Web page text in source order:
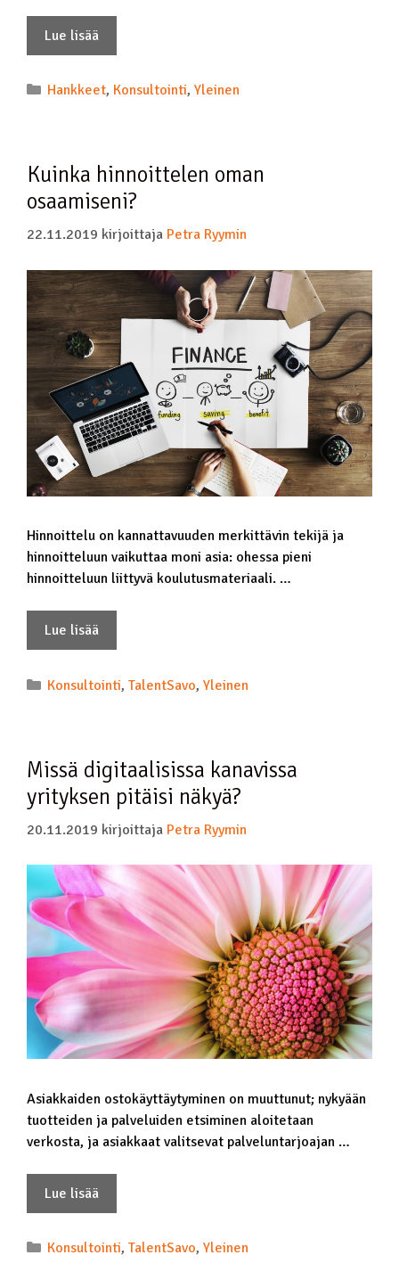
Lue lisää
Hankkeet, Konsultointi, Yleinen
Kuinka hinnoittelen oman
osaamiseni?
22.11.2019 kirjoittaja Petra Ryymin
Hinnoittelu on kannattavuuden merkittävin tekijä ja
hinnoitteluun vaikuttaa moni asia: ohessa pieni
hinnoitteluun liittyvä koulutusmateriaali. …
Lue lisää
Konsultointi, TalentSavo, Yleinen
Missä digitaalisissa kanavissa
yrityksen pitäisi näkyä?
20.11.2019 kirjoittaja Petra Ryymin
Asiakkaiden ostokäyttäytyminen on muuttunut; nykyään
tuotteiden ja palveluiden etsiminen aloitetaan
verkosta, ja asiakkaat valitsevat palveluntarjoajan …
Lue lisää
Konsultointi, TalentSavo, Yleinen